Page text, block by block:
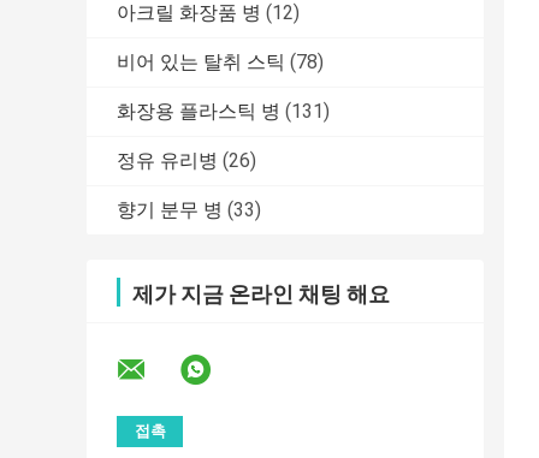
아크릴 화장품 병 (12)
비어 있는 탈취 스틱 (78)
화장용 플라스틱 병 (131)
정유 유리병 (26)
향기 분무 병 (33)
제가 지금 온라인 채팅 해요